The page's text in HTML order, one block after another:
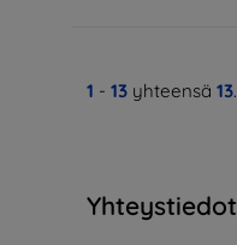
1 - 13 yhteensä 13.
Yhteystiedot